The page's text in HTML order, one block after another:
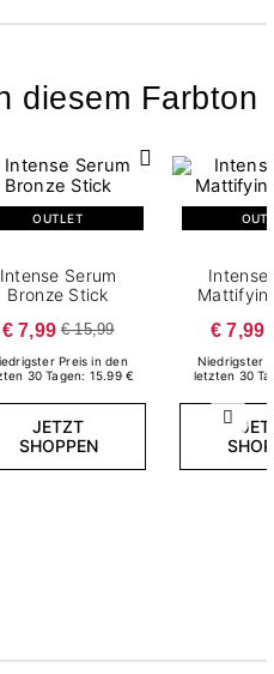
diesem Farbton
OUTLET
Intense Serum
Bronze Stick
€ 7,99 € 15,99
Preis in den
30 Tagen: 15.99 €
JETZT
SHOPPEN
Intense
€ 7,99
Niedrigster
letzten 30